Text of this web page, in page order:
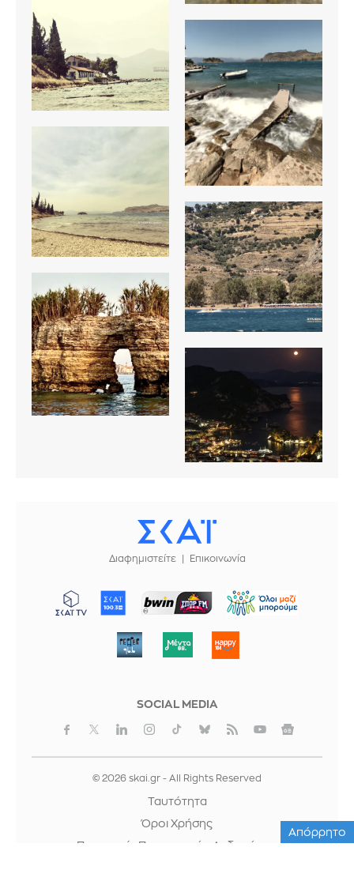
Διαφημιστείτε Επικοινωνία
ΜΠΟΡΟΥΜΕ
SOCIAL MEDIA
© 2026 skai.gr - All Rights Reserved
Ταυτότητα
Όροι Χρήσης
Προστασία Προσωπικών Δεδομένων
Απόρρητο